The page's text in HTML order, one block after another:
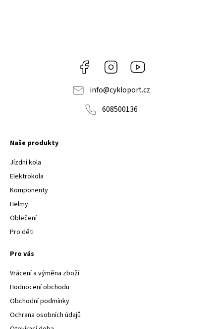
Facebook Instagram
info@cykloport.cz
608500136
Naše produkty
Jízdní kola
Elektrokola
Komponenty
Helmy
Oblečení
Pro děti
Pro vás
Vrácení a výměna zboží
Hodnocení obchodu
Obchodní podmínky
Ochrana osobních údajů